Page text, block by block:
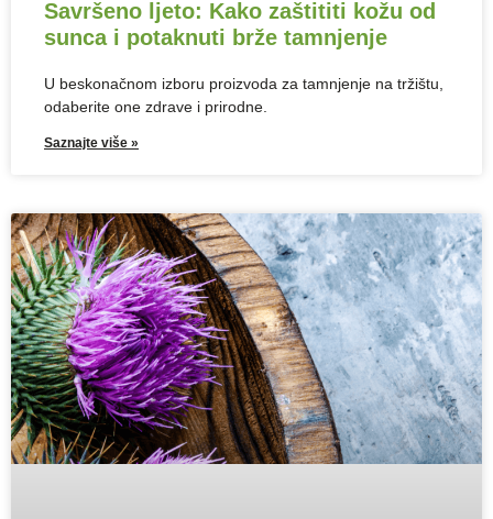
Savršeno ljeto: Kako zaštititi kožu od
sunca i potaknuti brže tamnjenje
U beskonačnom izboru proizvoda za tamnjenje na tržištu,
odaberite one zdrave i prirodne.
Saznajte više »